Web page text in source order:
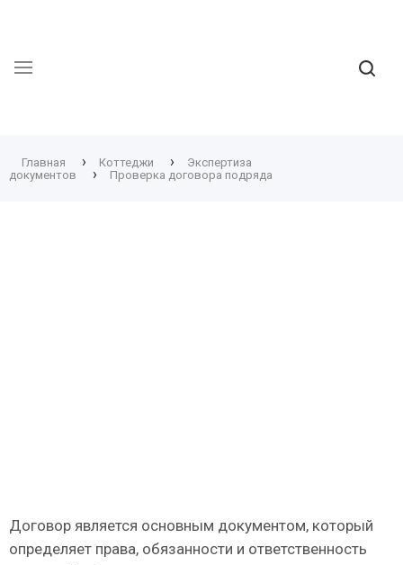
Главная › Коттеджи ›
Экспертиза
документов
› Проверка договора подряда
Договор является основным документом, который
определяет права, обязанности и ответственность